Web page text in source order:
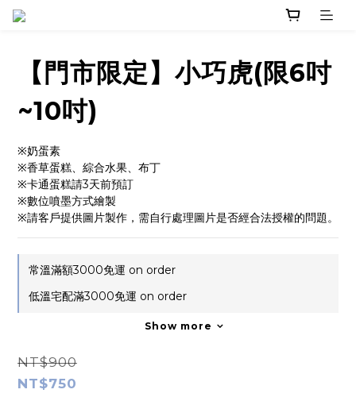
【門市限定】小巧虎(限6吋
~10吋)
※奶蛋素
※香草蛋糕、綜合水果、布丁
※卡通蛋糕請3天前預訂
※數位噴墨方式繪製
※請客戶提供圖片製作，需自行處理圖片是否經合法授權的問題。
常溫滿額3000免運 on order
低溫宅配滿3000免運 on order
Show more
NT$900
NT$750